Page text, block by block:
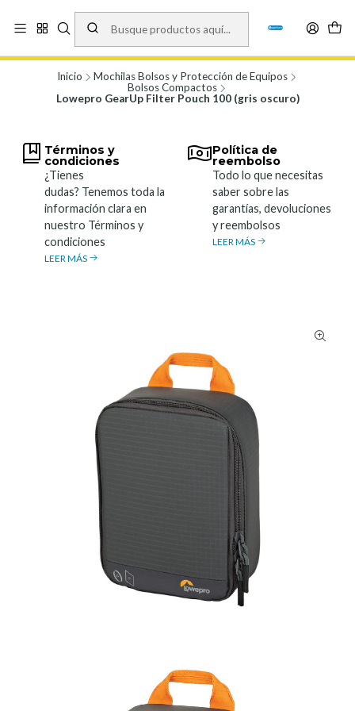
Vísita nuestro local en Los Agustinos 5478, Ñuñoa. Lunes a Viernes 9.30 a
19.00, Sábados 10:00 a 19:00 y Domingos de 10:00 a 17:00
Inicio
Mochilas Bolsos y Protección de Equipos
Bolsos Compactos
Lowepro GearUp Filter Pouch 100 (gris oscuro)
Términos y
condiciones
¿Tienes
dudas? Tenemos toda la
información clara en
nuestro Términos y
condiciones
LEER MÁS
Política de
reembolso
Todo lo que necesitas
saber sobre las
garantías, devoluciones
y reembolsos
LEER MÁS